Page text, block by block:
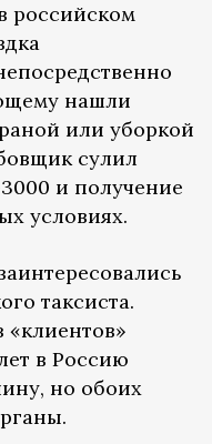
российском
нашли
или уборкой
сулил
и получение
условиях.
таксиста.
«клиентов»
в Россию
но обоих